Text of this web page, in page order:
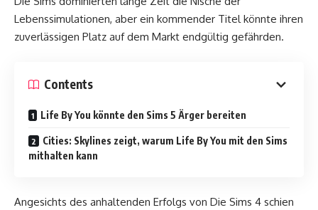
Lebenssimulationen, aber ein kommender Titel könnte ihren
zuverlässigen Platz auf dem Markt endgültig gefährden.
Contents
Life By You könnte den Sims 5 Ärger bereiten
Cities: Skylines zeigt, warum Life By You mit den Sims
mithalten kann
Angesichts des anhaltenden Erfolgs von Die Sims 4 schien